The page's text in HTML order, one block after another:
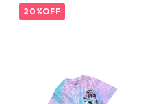
20%OFF